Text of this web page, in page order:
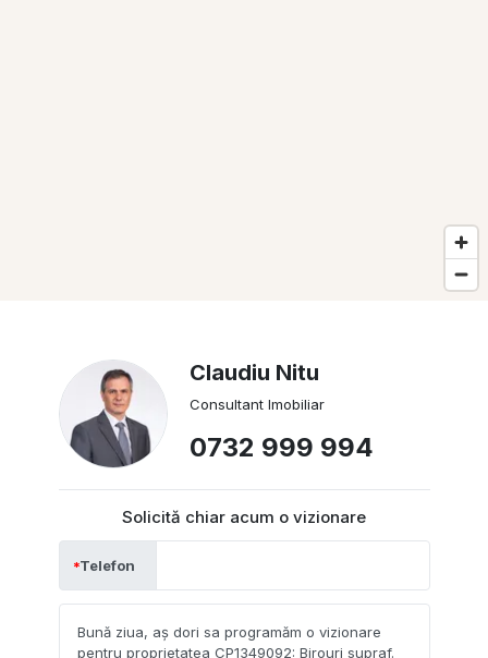
Claudiu Nitu
Consultant Imobiliar
0732 999 994
Solicită chiar acum o vizionare
Telefon